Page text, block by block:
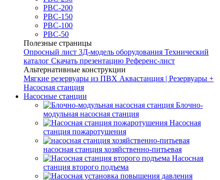
РВС-200
РВС-150
РВС-100
РВС-50
Полезные страницы
Опросный лист 3Д-модель оборудования Технический
каталог Скачать презентацию Референс-лист
Альтернативные конструкции
Мягкие резервуары из ПВХ Аквастанция | Резервуары +
Насосная станция
Насосные станции
Блочно-
модульная насосная станция
Насосная
станция пожаротушения
насосная станция хозяйственно-питьевая
Насосная
станция второго подъема